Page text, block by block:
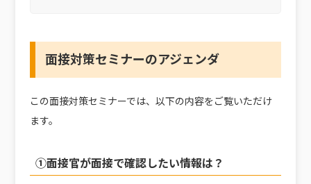
面接対策セミナーのアジェンダ
この面接対策セミナーでは、以下の内容をご覧いただけ
ます。
①面接官が面接で確認したい情報は？